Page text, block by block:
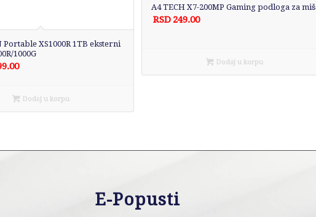
Portable XS1000R 1TB eksterni
1000G
Dodaj u korpu
A4 TECH X7-200MP Gaming podloga za miš
RSD 249.00
Dodaj u korpu
E-Popusti